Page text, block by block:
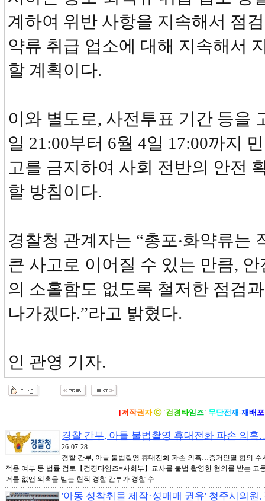
계하여 위반 사항을 지속해서 점
약류 취급 업소에 대해 지속해서
할 계획이다.
이와 별도로, 사전투표 기간 등을
일 21:00부터 6월 4일 17:00까지
고를 금지하여 사회 전반의 안전
할 방침이다.
경찰청 관계자는 “총포‧화약류는
큰 사고로 이어질 수 있는 만큼,
의 소홀함도 없도록 철저한 점검
나가겠다.”라고 밝혔다.
인 관영 기자.
[저 작권자 ⓒ '검 경타임 즈' 무단전재-재배 포
경찰 간부, 아들 불법촬영 휴대전화 파손 의
26-07-28
경찰 간부, 아들 불법촬영 휴대전화 파손 의혹…증거인멸 혐의
적용 여부 등 법률 검토【검경타임즈=사회부】교사를 불법 촬영한 혐의를 받는 고
거를 없앤 의혹을 받는 현직 경찰 간부가 경찰 수....
'아동 성착취물 제작·성매매 권유' 청주시의원